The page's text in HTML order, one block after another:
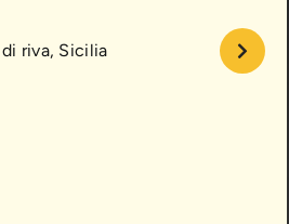
di riva, Sicilia